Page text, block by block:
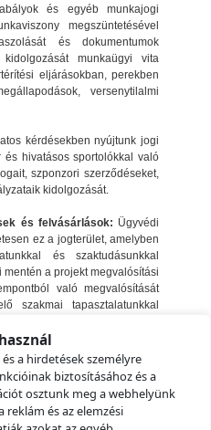
és egyéb munkajogi
megszüntetésével
és dokumentumok
munkaügyi vita
eljárásokban, perekben
versenytilalmi
kérdésekben nyújtunk jogi
és hivatásos sportolókkal való
szponzori szerződéseket,
kidolgozását.
és felvásárlások: Ügyvédi
ez a jogterület, amelyben
és szaktudásunkkal
a projekt megvalósítási
való megvalósítását
szakmai tapasztalatunkkal
beleértve az átvilágítások
elkészítését, amelyek
jelentő kérdések jogi
tárgyalások lebonyolítását,
megvalósítását is, különös
és követelményeire.
a hirdetések személyre
biztosításához és a
osztunk meg a webhelyünk
reklám és az elemzési